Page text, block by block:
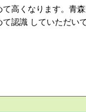
高くなります。青
認識 していただい